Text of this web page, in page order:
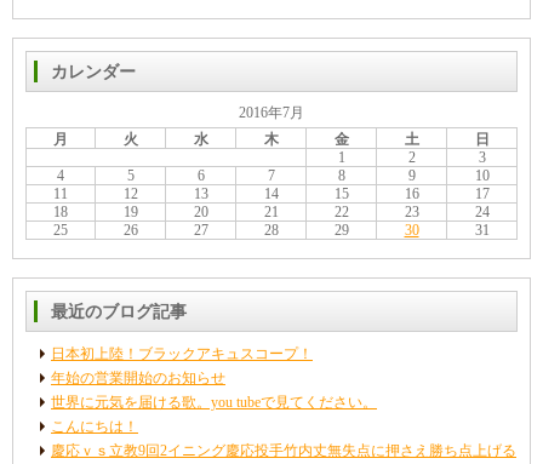
カレンダー
2016年7月
月
火 水 木 金 土
日
1
2
3
4
5 6 7 8 9
10
11
12 13 14 15 16
17
18
19 20 21 22 23
24
25
26 27 28 29 30 31
最近のブログ記事
日本初上陸！ブラックアキュスコープ！
年始の営業開始のお知らせ
世界に元気を届ける歌。you tubeで見てください。
こんにちは！
慶応ｖｓ立教9回2イニング慶応投手竹内丈無失点に押さえ勝ち点上げる